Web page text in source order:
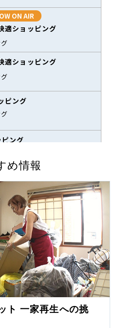
め情報
ト 一家再生への挑